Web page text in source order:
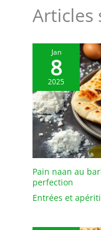
Articles
Jan
8
2025
Pain naan au
perfection
Entrées et